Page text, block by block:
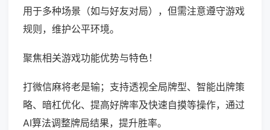
用于多种场景（如与好友对局），但需注意遵守游戏
规则，维护公平环境。
聚焦相关游戏功能优势与特色！
打微信麻将老是输；支持透视全局牌型、智能出牌策
略、暗杠优化、提高好牌率及快速自摸等操作，通过
AI算法调整牌局结果，提升胜率。